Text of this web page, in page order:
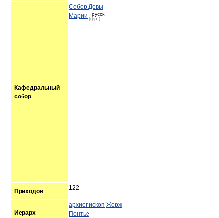
Кафедральный
собор
Собор Девы
Марии (фр.)
русск.
Приходов 122
Иерарх
архиепископ Жорж
Понтье